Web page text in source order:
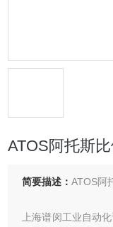
ATOS阿托斯
简要描述：ATOS阿
上海谱闵工业自动